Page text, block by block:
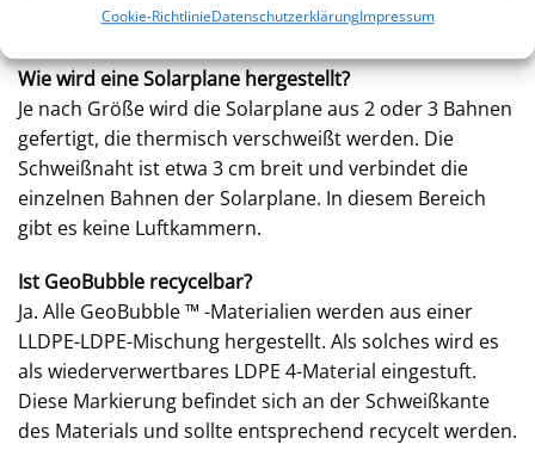
Cookie-RichtlinieDatenschutzerklärungImpressum
Lagerung im Sommer.
Wie wird eine Solarplane hergestellt?
Je nach Größe wird die Solarplane aus 2 oder 3 Bahnen
gefertigt, die thermisch verschweißt werden. Die
Schweißnaht ist etwa 3 cm breit und verbindet die
einzelnen Bahnen der Solarplane. In diesem Bereich
gibt es keine Luftkammern.
Ist GeoBubble recycelbar?
Ja. Alle GeoBubble ™ -Materialien werden aus einer
LLDPE-LDPE-Mischung hergestellt. Als solches wird es
als wiederverwertbares LDPE 4-Material eingestuft.
Diese Markierung befindet sich an der Schweißkante
des Materials und sollte entsprechend recycelt werden.